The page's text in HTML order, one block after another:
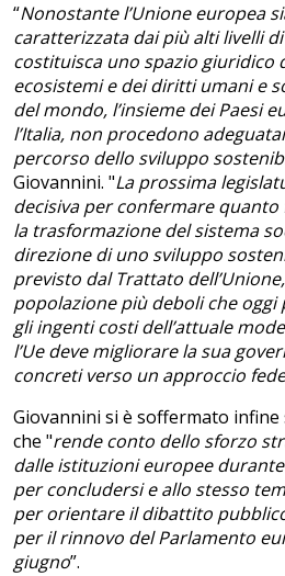
“Nonostante l’Unione europea
caratterizzata dai più alti livelli
costituisca uno spazio giuridico
ecosistemi e dei diritti umani e
del mondo, l’insieme dei Paesi
l’Italia, non procedono
percorso dello sviluppo
Giovannini. "La prossima
decisiva per confermare
la trasformazione del sistema
direzione di uno sviluppo
previsto dal Trattato
popolazione più deboli che
gli ingenti costi dell’attuale
l’Ue deve migliorare la sua
concreti verso un approccio
Giovannini si è soffermato
che "rende conto dello sforzo
dalle istituzioni europee
per concludersi e allo stesso
per orientare il dibattito
per il rinnovo del Parlamento
giugno”.